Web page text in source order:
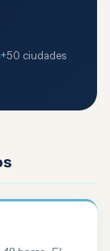
+50 ciudades